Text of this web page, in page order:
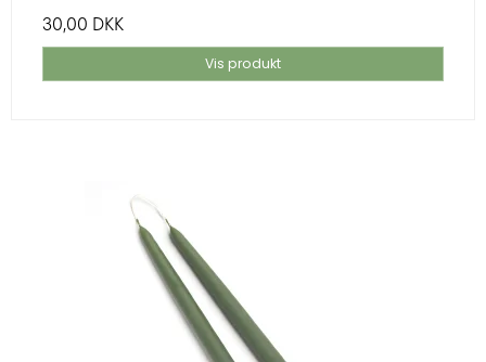
30,00 DKK
Vis produkt